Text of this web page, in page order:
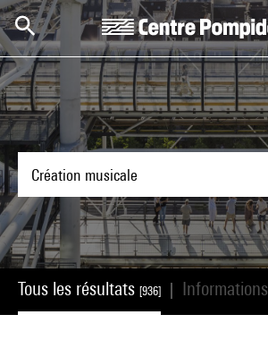
Aller au contenu principal
Centre Pompidou
Tous les résultats [936] Informations